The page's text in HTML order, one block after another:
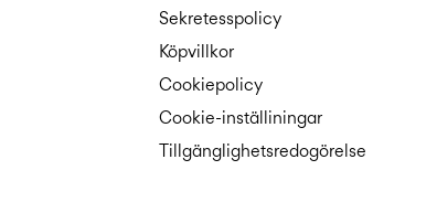
Sekretesspolicy
Köpvillkor
Cookiepolicy
Cookie-inställiningar
Tillgänglighetsredogörelse